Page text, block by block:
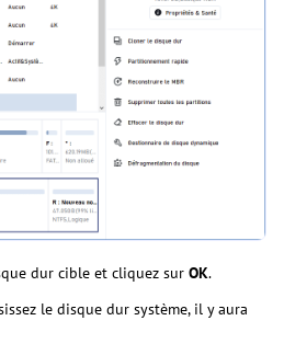
dur cible et cliquez sur OK.
le disque dur système, il y aura